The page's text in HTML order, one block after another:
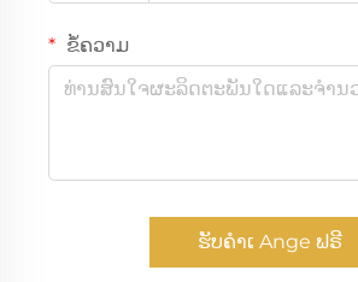
ຂໍ້ຄວາມ
ຮັບຄຳເ Ange ຟຣີ